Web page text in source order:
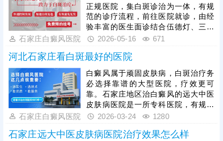
科学推进复色。
正规医院，集白斑诊治为一体，有规
范的诊疗流程，前往医院就诊，由经
验丰富的医生面诊结合伍德灯、三维
皮肤ct检查详细分析病情，指导后续
型，结合患者体质、病情量身定制治
疗方案，一人一方，治疗更具针对
性，复色效果更有保障。另外，医院
治白癜风可提供中医方法，由内而外
的改善机体环境，调节免疫，濡养皮
肤健康，中西结合，内调外治，清除
病灶，降低白斑反复发作的几率。
石家庄白癜风医院 2026-05-16 671
河北石家庄看白斑最好的医院
白癜风属于顽固皮肤病，白斑治疗务
必选择靠谱的大型医院，疗效更可
靠。石家庄地区治白癜风的远大中医
皮肤病医院是一所专科医院，有规范
的诊疗流程，先诊后治，避免错误用
间能结合患者年龄、体质、白斑所在
石家庄白癜风医院 2026-03-24 1280
石家庄远大中医皮肤病医院治疗效果怎么样